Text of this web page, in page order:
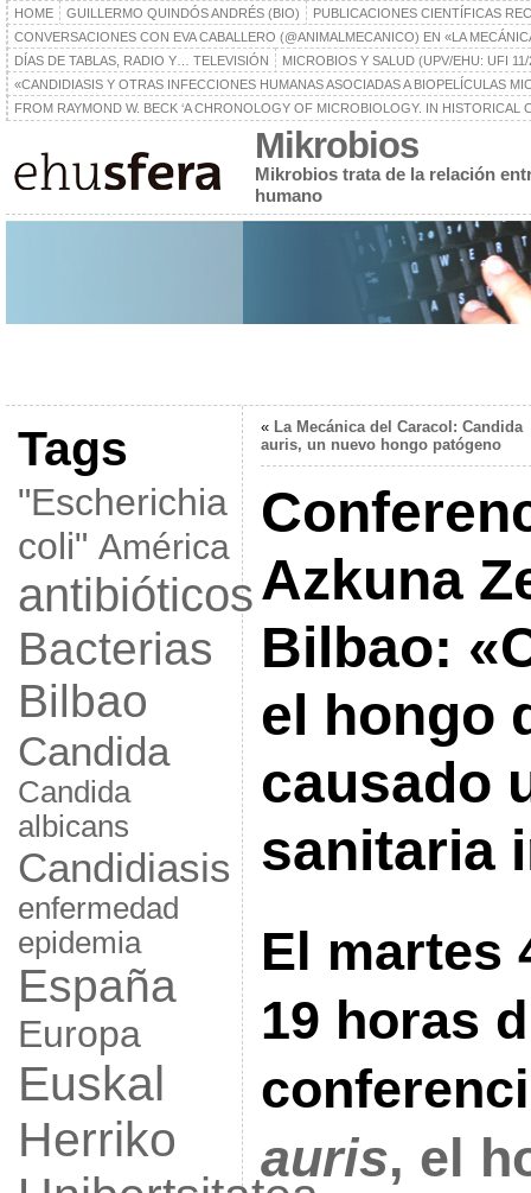
HOME GUILLERMO QUINDÓS ANDRÉS (BIO)
PUBLICACIONES CIENTÍFICAS
CONVERSACIONES CON EVA CABALLERO (@ANIMALMECANICO) EN «LA
DÍAS DE TABLAS, RADIO Y… TELEVISIÓN
MICROBIOS Y SALUD (UPV/EHU: UFI
«CANDIDIASIS Y OTRAS INFECCIONES HUMANAS ASOCIADAS A BIOPELÍCULAS
FROM RAYMOND W. BECK ‘A CHRONOLOGY OF MICROBIOLOGY. IN
Mikrobios
Mikrobios trata de la relación
humano
Tags
"Escherichia
coli" América
antibióticos
Bacterias
Bilbao
Candida
Candida
albicans
Candidiasis
enfermedad
epidemia
España
Europa
Euskal
Herriko
« La Mecánica del Caracol: Candida
auris, un nuevo hongo patógeno
Azkuna
Bilbao:
el hongo
causado
sanitaria
El martes
19 horas
auris, el